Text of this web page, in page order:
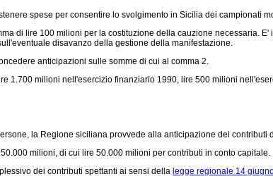
spese per consentire lo svolgimento in Sicilia dei campionati
di lire 100 milioni per la costituzione della cauzione necessaria.
disavanzo della gestione della manifestazione.
anticipazioni sulle somme di cui al comma 2.
milioni nell'esercizio finanziario 1990, lire 500 milioni
la Regione siciliana provvede alla anticipazione dei contributi
milioni, di cui lire 50.000 milioni per contributi in conto capitale.
dei contributi spettanti ai sensi della legge regionale 14